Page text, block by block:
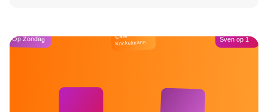
Op Zondag Café
Kockelmann Sven op 1